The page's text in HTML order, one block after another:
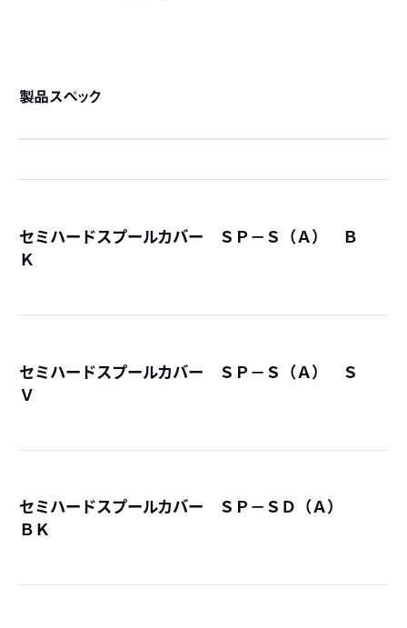
製品スペック
セミハードスプールカバー ＳＰ－Ｓ（Ａ） Ｂ
Ｋ
セミハードスプールカバー ＳＰ－Ｓ（Ａ） Ｓ
Ｖ
セミハードスプールカバー ＳＰ－ＳＤ（Ａ）
ＢＫ